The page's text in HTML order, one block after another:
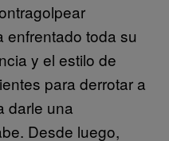
enfrentado toda su
y el estilo de
para derrotar a
darle una
Desde luego,